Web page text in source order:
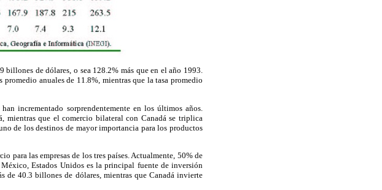
de dólares, o sea 128.2% más que en el año 1993.
anuales de 11.8%, mientras que la tasa promedio
incrementado sorprendentemente en los últimos años.
mientras que el comercio bilateral con Canadá se triplica
de los destinos de mayor importancia para los productos
para las empresas de los tres países. Actualmente, 50% de
Estados Unidos es la principal fuente de inversión
de 40.3 billones de dólares, mientras que Canadá invierte